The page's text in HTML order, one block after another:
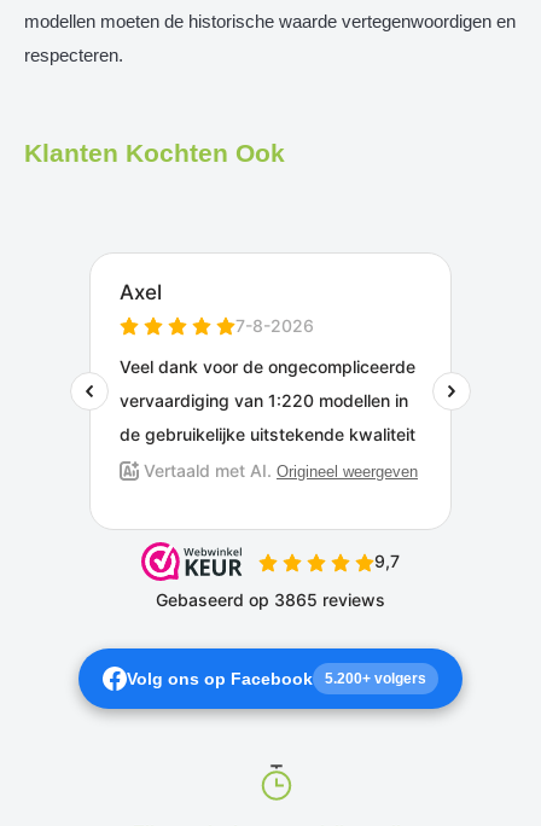
modellen moeten de historische waarde vertegenwoordigen en
respecteren.
Klanten Kochten Ook
Volg ons op Facebook 5.200+ volgers